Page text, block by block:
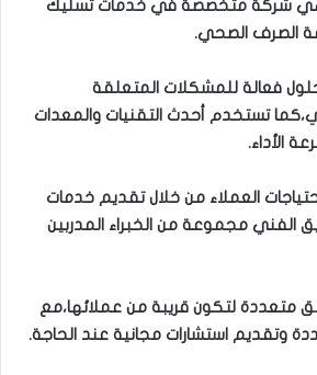
شركة متخصصة في خدمات تسليك
الصرف الصحي.
فعالة للمشكلات المتعلقة
كما تستخدم أحدث التقنيات والمعدات
الأداء.
العملاء من خلال تقديم خدمات
الفني مجموعة من الخبراء المدربين
متعددة لتكون قريبة من عملائها،مع
وتقديم استشارات مجانية عند الحاجة.